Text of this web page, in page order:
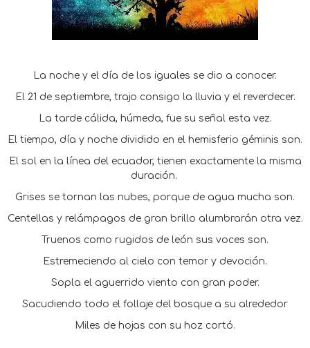
La noche y el día de los iguales se dio a conocer.
El 21 de septiembre, trajo consigo la lluvia y el reverdecer.
La tarde cálida, húmeda, fue su señal esta vez.
El tiempo, día y noche dividido en el hemisferio géminis son.
El sol en la línea del ecuador, tienen exactamente la misma
duración.
Grises se tornan las nubes, porque de agua mucha son.
Centellas y relámpagos de gran brillo alumbrarán otra vez.
Truenos como rugidos de león sus voces son.
Estremeciendo al cielo con temor y devoción.
Sopla el aguerrido viento con gran poder.
Sacudiendo todo el follaje del bosque a su alrededor
Miles de hojas con su hoz cortó.